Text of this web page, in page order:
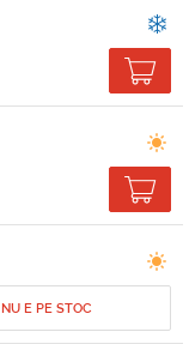
NU E PE STOC